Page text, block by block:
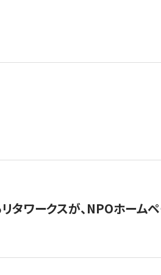
タワークスが、NPOホーム